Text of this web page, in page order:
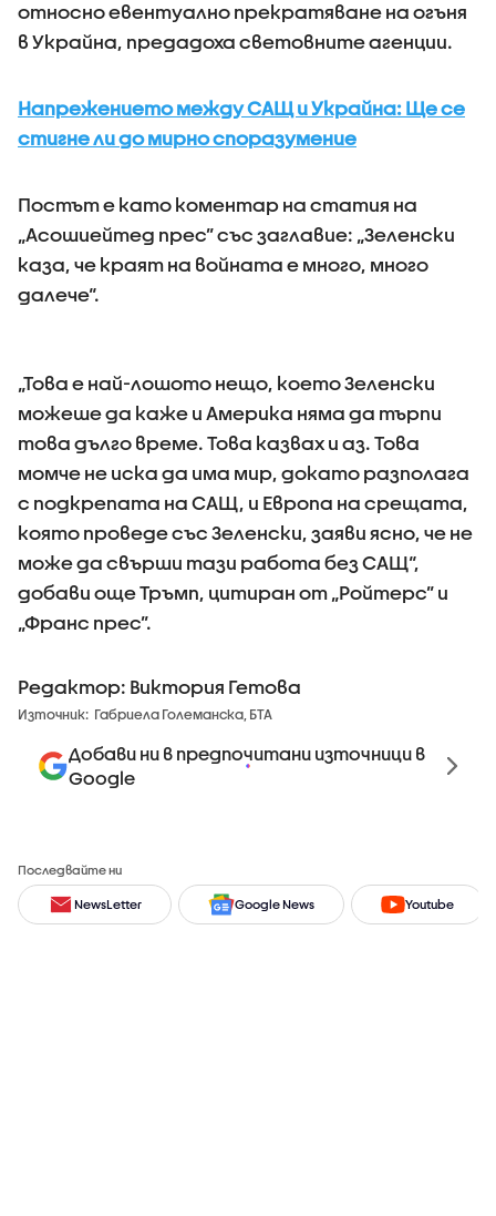
относно евентуално прекратяване на огъня
в Украйна, предадоха световните агенции.
Напрежението между САЩ и Украйна: Ще се
стигне ли до мирно споразумение
Постът е като коментар на статия на
„Асошиейтед прес” със заглавие: „Зеленски
каза, че краят на войната е много, много
далече“.
„Това е най-лошото нещо, което Зеленски
можеше да каже и Америка няма да търпи
това дълго време. Това казвах и аз. Това
момче не иска да има мир, докато разполага
с подкрепата на САЩ, и Европа на срещата,
която проведе със Зеленски, заяви ясно, че не
може да свърши тази работа без САЩ“,
добави още Тръмп, цитиран от „Ройтерс” и
„Франс прес”.
Редактор: Виктория Гетова
Източник: Габриела Големанска, БТА
Добави ни в предпочитани източници в
Google
Последвайте ни
NewsLetter Google News Youtube